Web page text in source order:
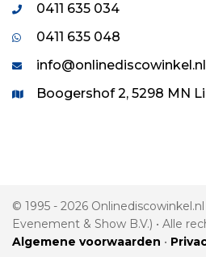
0411 635 034
0411 635 048
info@onlinediscowinkel.nl
Boogershof 2, 5298 MN
© 1995 - 2026
Evenement & Show B.V.) • Alle
Algemene voorwaarden •